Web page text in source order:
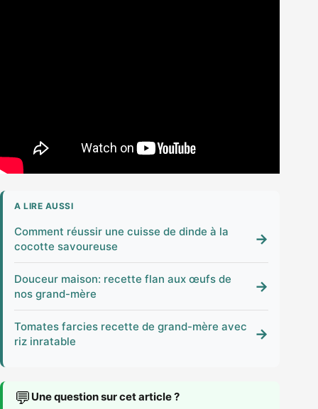
A LIRE AUSSI
Comment réussir une cuisse de dinde à la
cocotte savoureuse
→
Douceur maison: recette flan aux œufs de
nos grand-mère
→
Tomates farcies recette de grand-mère avec
riz inratable
→
💬 Une question sur cet article ?